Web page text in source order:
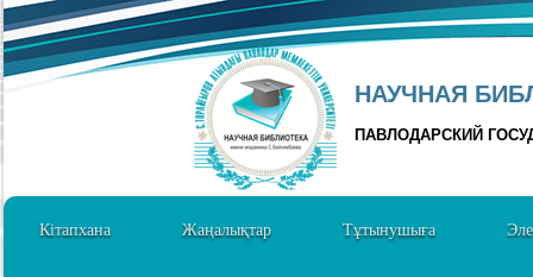
НАУЧНАЯ
ПАВЛОДАРСКИЙ
Кітапхана Жаңалықтар Тұтынушыға